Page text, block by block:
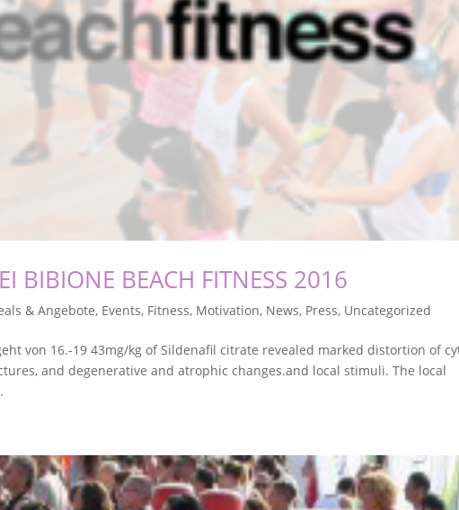
BIBIONE BEACH FITNESS 2016
& Angebote, Events, Fitness, Motivation, News, Press, Uncategorized
von 16.-19 43mg/kg of Sildenafil citrate revealed marked distortion of
and degenerative and atrophic changes.and local stimuli. The local